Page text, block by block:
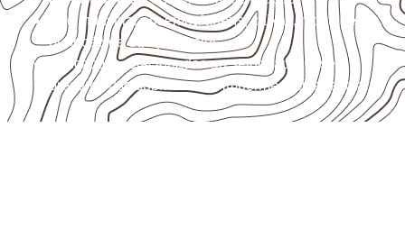
Uso industrial em embalagens, caixas, montagem e
proteção de equipamentos.
Aplicações relacionadas ao setor náutico, sem
presumir uso submerso ou impermeabilidade total.